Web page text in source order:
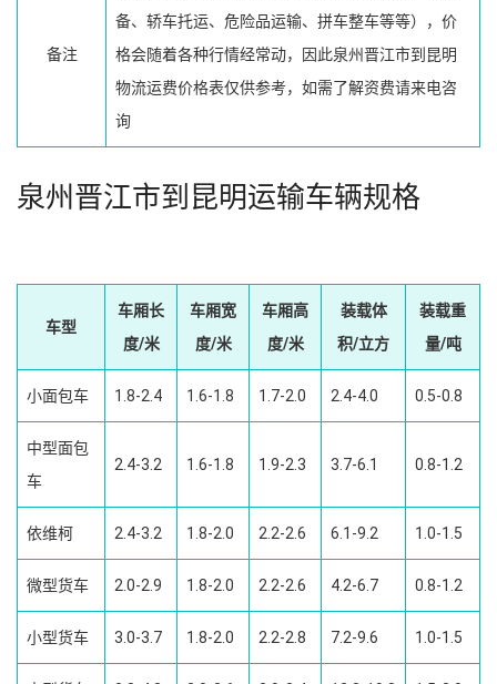
备注
备、轿车托运、危险品运输、拼车整车等等），价
格会随着各种行情经常动，因此泉州晋江市到昆明
物流运费价格表仅供参考，如需了解资费请来电咨
询
泉州晋江市到昆明运输车辆规格
车型
车厢长
度/米
车厢宽
度/米
车厢高
度/米
装载体
积/立方
装载重
量/吨
小面包车 1.8-2.4 1.6-1.8 1.7-2.0 2.4-4.0 0.5-0.8
中型面包
车
2.4-3.2 1.6-1.8 1.9-2.3 3.7-6.1 0.8-1.2
依维柯 2.4-3.2 1.8-2.0 2.2-2.6 6.1-9.2 1.0-1.5
微型货车 2.0-2.9 1.8-2.0 2.2-2.6 4.2-6.7 0.8-1.2
小型货车 3.0-3.7 1.8-2.0 2.2-2.8 7.2-9.6 1.0-1.5